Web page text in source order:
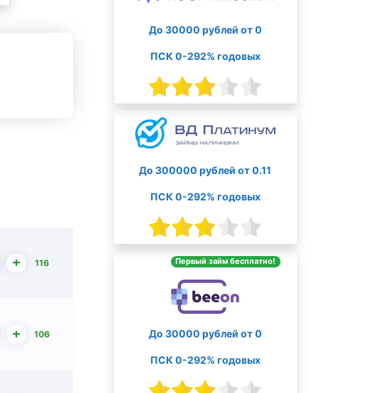
+ 116
+ 106
До 30000 рублей от 0
ПСК 0-292% годовых
До 300000 рублей от 0.11
ПСК 0-292% годовых
Первый займ бесплатно!
До 30000 рублей от 0
ПСК 0-292% годовых